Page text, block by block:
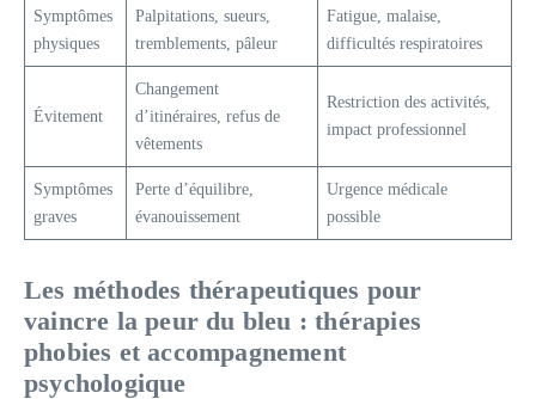
Symptômes
physiques
Palpitations, sueurs,
tremblements, pâleur
Fatigue, malaise,
difficultés respiratoires
Évitement
Changement
d’itinéraires, refus de
vêtements
Restriction des activités,
impact professionnel
Symptômes
graves
Perte d’équilibre,
évanouissement
Urgence médicale
possible
Les méthodes thérapeutiques pour
vaincre la peur du bleu : thérapies
phobies et accompagnement
psychologique